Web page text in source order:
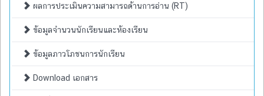
ผลการประเมินความสามารถด้านการอ่าน (RT)
ข้อมูลจำนวนนักเรียนและห้องเรียน
ข้อมูลภาวโภชนการนักเรียน
Download เอกสาร